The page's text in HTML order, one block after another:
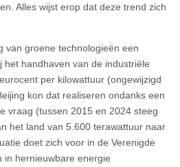
Alles wijst erop dat deze trend zich
van groene technologieën een
het handhaven van de industriële
per kilowattuur (ongewijzigd
kon dat realiseren ondanks een
vraag (tussen 2015 en 2024 steeg
het land van 5.600 terawattuur naar
doet zich voor in de Verenigde
in hernieuwbare energie